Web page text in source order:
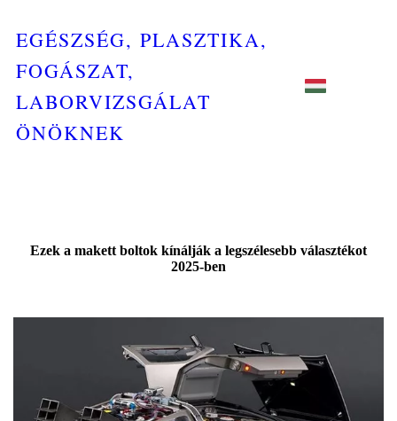
EGÉSZSÉG, PLASZTIKA,
FOGÁSZAT,
LABORVIZSGÁLAT
ÖNÖKNEK
Ezek a makett boltok kínálják a legszélesebb választékot
2025-ben